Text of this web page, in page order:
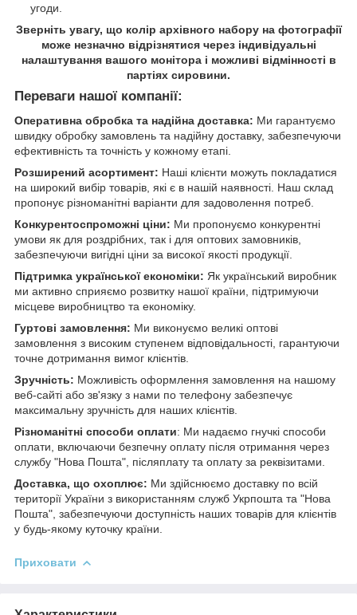
угоди.
Зверніть увагу, що колір архівного набору на фотографії
може незначно відрізнятися через індивідуальні
налаштування вашого монітора і можливі відмінності в
партіях сировини.
Переваги нашої компанії:
Оперативна обробка та надійна доставка: Ми гарантуємо
швидку обробку замовлень та надійну доставку, забезпечуючи
ефективність та точність у кожному етапі.
Розширений асортимент: Наші клієнти можуть покладатися
на широкий вибір товарів, які є в нашій наявності. Наш склад
пропонує різноманітні варіанти для задоволення потреб.
Конкурентоспроможні ціни: Ми пропонуємо конкурентні
умови як для роздрібних, так і для оптових замовників,
забезпечуючи вигідні ціни за високої якості продукції.
Підтримка української економіки: Як український виробник
ми активно сприяємо розвитку нашої країни, підтримуючи
місцеве виробництво та економіку.
Гуртові замовлення: Ми виконуємо великі оптові
замовлення з високим ступенем відповідальності, гарантуючи
точне дотримання вимог клієнтів.
Зручність: Можливість оформлення замовлення на нашому
веб-сайті або зв'язку з нами по телефону забезпечує
максимальну зручність для наших клієнтів.
Різноманітні способи оплати: Ми надаємо гнучкі способи
оплати, включаючи безпечну оплату після отримання через
службу "Нова Пошта", післяплату та оплату за реквізитами.
Доставка, що охоплює: Ми здійснюємо доставку по всій
території України з використанням служб Укрпошта та "Нова
Пошта", забезпечуючи доступність наших товарів для клієнтів
у будь-якому куточку країни.
Приховати